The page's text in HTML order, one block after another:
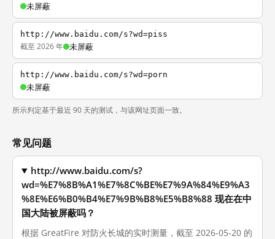
未屏蔽
http://www.baidu.com/s?wd=piss
截至 2026 年 未屏蔽
http://www.baidu.com/s?wd=porn
未屏蔽
所示判定基于最近 90 天的测试，与该网址页面一致。
常见问题
http://www.baidu.com/s?
wd=%E7%8B%A1%E7%8C%BE%E7%9A%84%E9%A3
%8E%E6%B0%B4%E7%9B%B8%E5%B8%88 现在在中
国大陆被屏蔽吗？
根据 GreatFire 对防火长城的实时测量，截至 2026-05-20 的